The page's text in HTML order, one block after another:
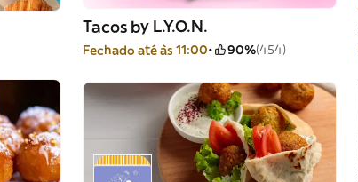
Tacos by L.Y.O.N.
Fechado até às 11:00 90%(454)